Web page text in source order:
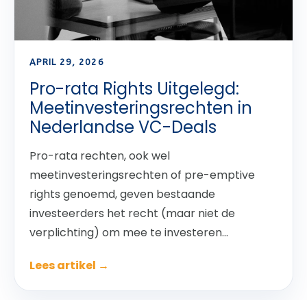
APRIL 29, 2026
Pro-rata Rights Uitgelegd:
Meetinvesteringsrechten in
Nederlandse VC-Deals
Pro-rata rechten, ook wel
meetinvesteringsrechten of pre-emptive
rights genoemd, geven bestaande
investeerders het recht (maar niet de
verplichting) om mee te investeren...
Lees artikel →